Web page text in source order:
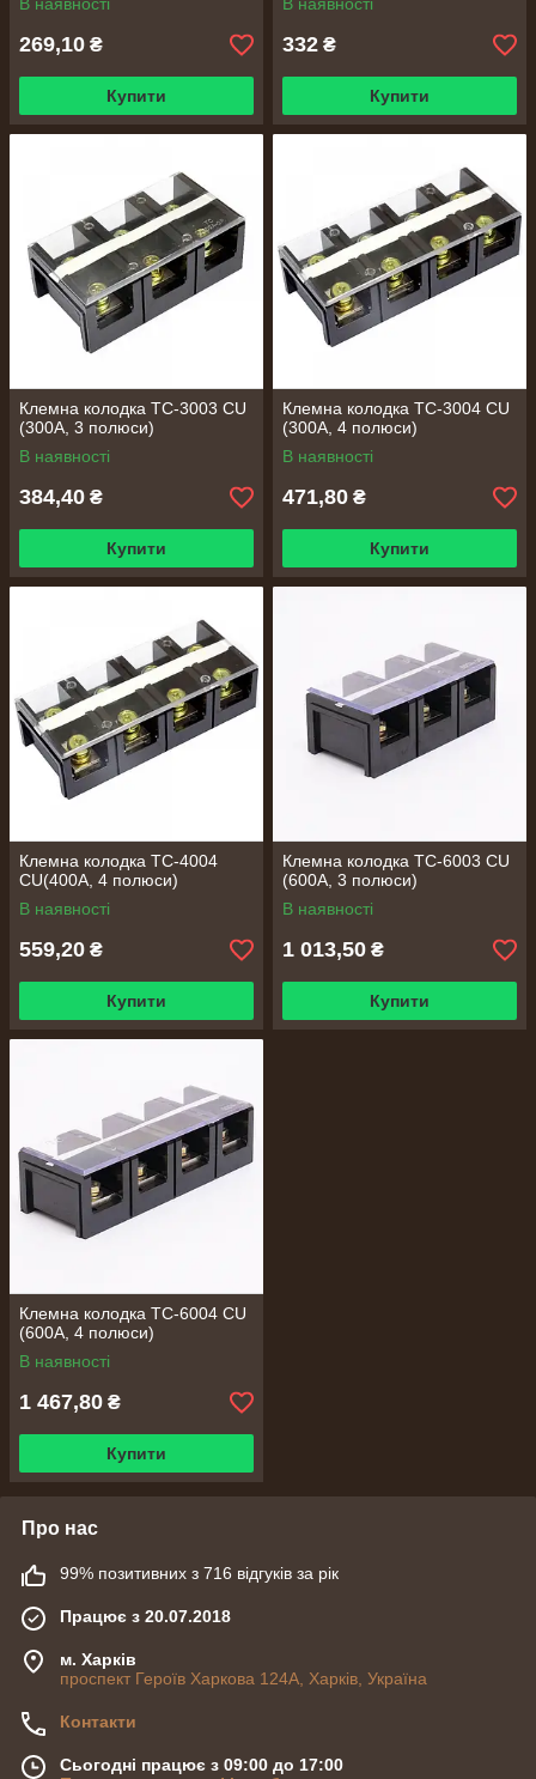
269,10 ₴
Купити
332 ₴
Купити
Клемна колодка TC-3003 CU
(300А, 3 полюси)
В наявності
384,40 ₴
Купити
Клемна колодка TC-3004 CU
(300А, 4 полюси)
В наявності
471,80 ₴
Купити
Клемна колодка TC-4004
CU(400А, 4 полюси)
В наявності
559,20 ₴
Купити
Клемна колодка TC-6003 CU
(600А, 3 полюси)
В наявності
1 013,50 ₴
Купити
Клемна колодка TC-6004 CU
(600А, 4 полюси)
В наявності
1 467,80 ₴
Купити
Про нас
99% позитивних з 716 відгуків за рік
Працює з 20.07.2018
м. Харків
проспект Героїв Харкова 124А, Харків, Україна
Контакти
Сьогодні працює з 09:00 до 17:00